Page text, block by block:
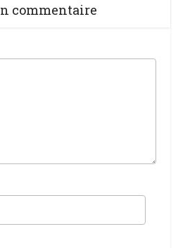
commentaire